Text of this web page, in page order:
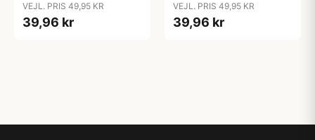
Pink/Coral
VEJL. PRIS 49,95 KR
39,96 kr
Blush/Woodchuck
VEJL. PRIS 49,95 KR
39,96 kr